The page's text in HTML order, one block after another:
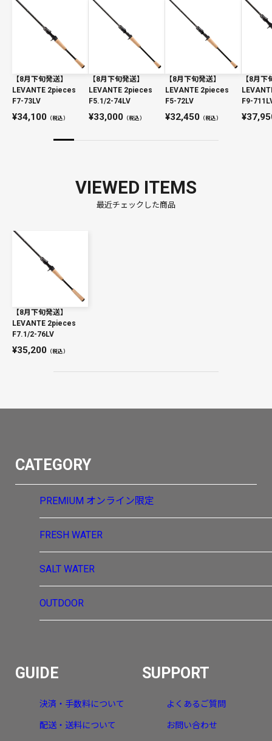
【8月下旬発送】
LEVANTE 2pieces
F7-73LV
34,100 （税込）
【8月下旬発送】
LEVANTE 2pieces
F5.1/2-74LV
33,000（税込）
【8月下旬発送】
LEVANTE 2pieces
F5-72LV
32,450（税込）
【8月下
F9-
VIEWED ITEMS
最近チェックした商品
【8月下旬発送】
LEVANTE 2pieces
F7.1/2-76LV
35,200 （税込）
CATEGORY
PREMIUM オンライン限定
FRESH WATER
SALT WATER
OUTDOOR
GUIDE
決済・手数料について
配送・送料について
SUPPORT
よくあるご質問
お問い合わせ